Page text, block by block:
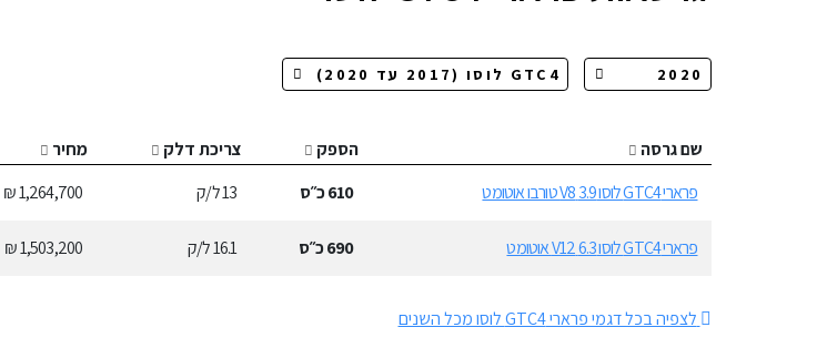
שם גרסה הספק צריכת דלק מחיר
פרארי GTC4 לוסו 3.9 V8 טורבו אוטומט
610כ״ס 13ל/ק 1,264,700 ₪
פרארי GTC4 לוסו 6.3 V12 אוטומט 690כ״ס 16.1ל/ק 1,503,200 ₪
לצפיה בכל דגמי פרארי GTC4 לוסו מכל השנים